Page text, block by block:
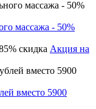
массажа - 50%
Акция на
вместо 5900